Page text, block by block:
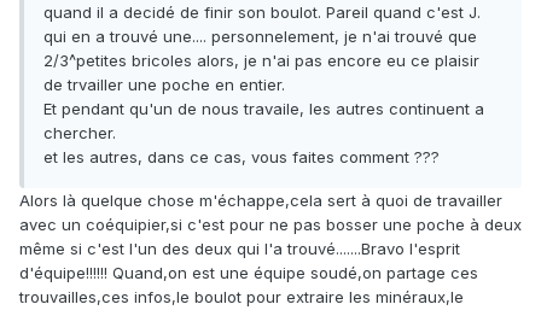
quand il a decidé de finir son boulot. Pareil quand c'est J.
qui en a trouvé une.... personnelement, je n'ai trouvé que
2/3^petites bricoles alors, je n'ai pas encore eu ce plaisir
de trvailler une poche en entier.
Et pendant qu'un de nous travaile, les autres continuent a
chercher.
et les autres, dans ce cas, vous faites comment ???
Alors là quelque chose m'échappe,cela sert à quoi de travailler
avec un coéquipier,si c'est pour ne pas bosser une poche à deux
même si c'est l'un des deux qui l'a trouvé.......Bravo l'esprit
d'équipe!!!!!! Quand,on est une équipe soudé,on partage ces
trouvailles,ces infos,le boulot pour extraire les minéraux,le